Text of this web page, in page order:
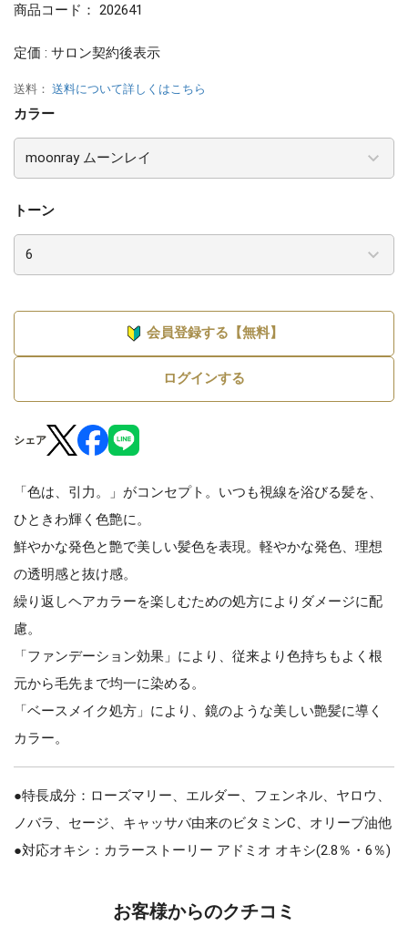
商品コード： 202641
定価 : サロン契約後表示
送料： 送料について詳しくはこちら
カラー
トーン
会員登録する【無料】
ログインする
シェア
「色は、引力。」がコンセプト。いつも視線を浴びる髪を、
ひときわ輝く色艶に。
鮮やかな発色と艶で美しい髪色を表現。軽やかな発色、理想
の透明感と抜け感。
繰り返しヘアカラーを楽しむための処方によりダメージに配
慮。
「ファンデーション効果」により、従来より色持ちもよく根
元から毛先まで均一に染める。
「ベースメイク処方」により、鏡のような美しい艶髪に導く
カラー。
●特長成分：ローズマリー、エルダー、フェンネル、ヤロウ、
ノバラ、セージ、キャッサバ由来のビタミンC、オリーブ油他
●対応オキシ：カラーストーリー アドミオ オキシ(2.8％・6％)
お客様からのクチコミ